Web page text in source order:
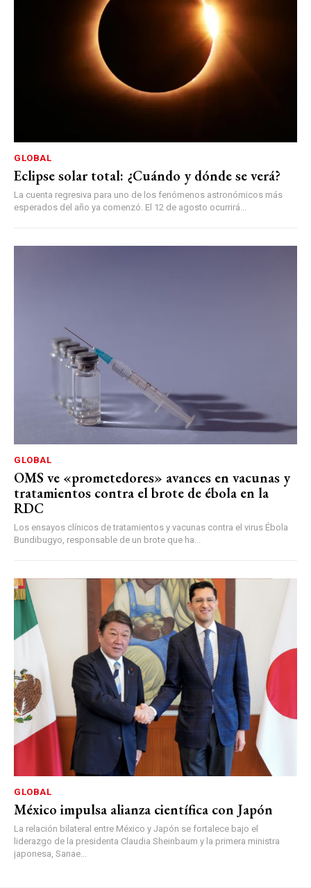
GLOBAL
Eclipse solar total: ¿Cuándo y dónde se verá?
La cuenta regresiva para uno de los fenómenos astronómicos más
esperados del año ya comenzó. El 12 de agosto ocurrirá...
GLOBAL
OMS ve «prometedores» avances en vacunas y
tratamientos contra el brote de ébola en la
RDC
Los ensayos clínicos de tratamientos y vacunas contra el virus Ébola
Bundibugyo, responsable de un brote que ha...
GLOBAL
México impulsa alianza científica con Japón
La relación bilateral entre México y Japón se fortalece bajo el
liderazgo de la presidenta Claudia Sheinbaum y la primera ministra
japonesa, Sanae...